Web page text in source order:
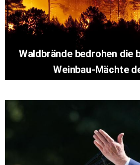
Waldbrände bedrohen die
Weinbau-Mächte